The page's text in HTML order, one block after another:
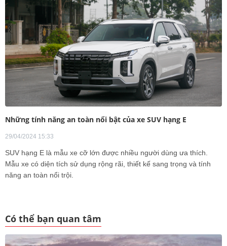
Những tính năng an toàn nổi bật của xe SUV hạng E
29/04/2024 15:33
SUV hạng E là mẫu xe cỡ lớn được nhiều người dùng ưa thích.
Mẫu xe có diện tích sử dụng rộng rãi, thiết kế sang trọng và tính
năng an toàn nổi trội.
Có thể bạn quan tâm